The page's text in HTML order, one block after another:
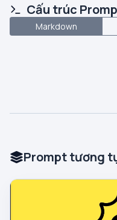
Cấu trúc
Markdown
Prompt tương